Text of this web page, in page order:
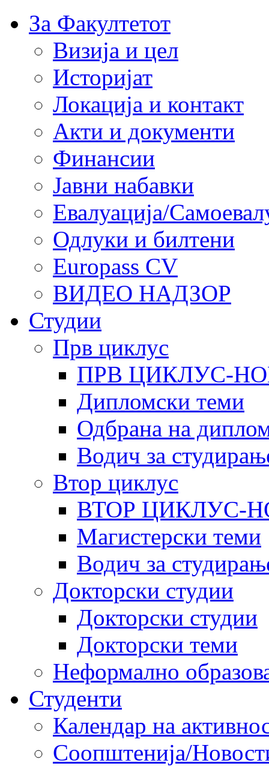
За Факултетот
Визија и цел
Историјат
Локација и контакт
Акти и документи
Финансии
Јавни набавки
Евалуација/
Одлуки и билтени
Europass CV
ВИДЕО НАДЗОР
Студии
Прв циклус
ПРВ ЦИКЛУС-
Дипломски теми
Одбрана на
Водич за
Втор циклус
ВТОР ЦИКЛУС-
Магистерски теми
Водич за
Докторски студии
Докторски студии
Докторски теми
Неформално
Студенти
Календар на
Соопштенија/